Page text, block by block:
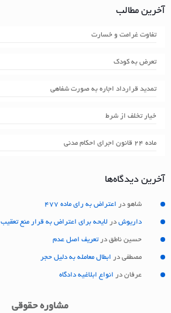
آخرین مطالب
تفاوت غرامت و خسارت
تعرض به کودک
تمدید قرارداد اجاره به صورت شفاهی
خیار تخلف از شرط
ماده ۲۴ قانون اجرای احکام مدنی
آخرین دیدگاه‌ها
شاهو در اعتراض به رای ماده 477
داریوش در لایحه برای اعتراض به قرار منع تعقیب
حسین ناطق درتعریف اصل عدم
مصطفی در ابطال معامله به دلیل حجر
عرفان در انواع ابلاغیه دادگاه
مشاوره حقوقی